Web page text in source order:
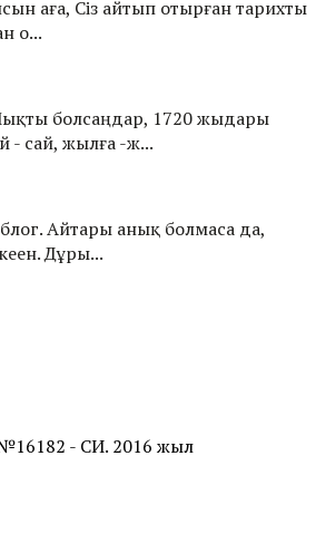
аға, Сіз айтып отырған тарихты
о...
болсаңдар, 1720 жыдары
- сай, жылға -ж...
Айтары анық болмаса да,
Дұры...
№16182 - СИ. 2016 жыл